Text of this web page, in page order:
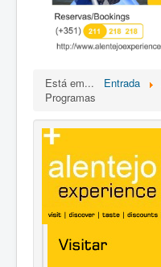
Está em... Entrada
Programas